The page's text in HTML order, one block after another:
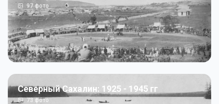
97 фото
Северный Сахалин: 1925 - 1945 гг
73фото